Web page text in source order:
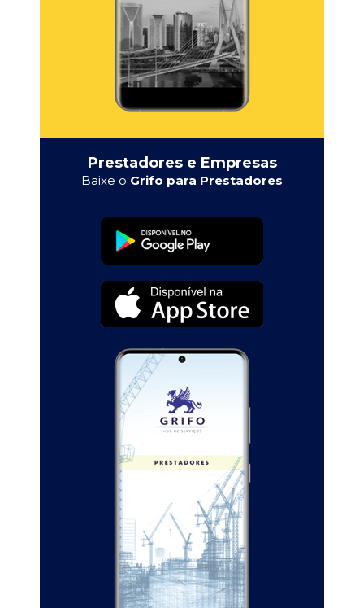
Prestadores e Empresas
Baixe o Grifo para Prestadores